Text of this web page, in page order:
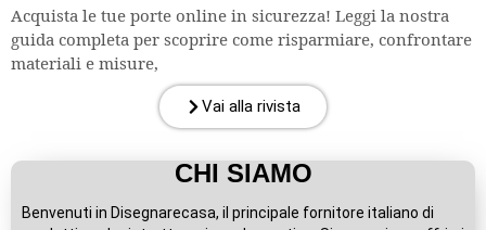
Acquista le tue porte online in sicurezza! Leggi la nostra
guida completa per scoprire come risparmiare, confrontare
materiali e misure,
Vai alla rivista
CHI SIAMO
Benvenuti in Disegnarecasa, il principale fornitore italiano di